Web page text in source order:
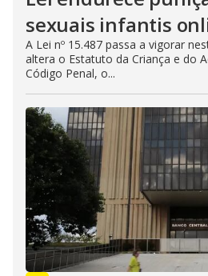
sexuais infantis
A Lei nº 15.487 passa a vigorar
altera o Estatuto da Criança e do
Código Penal, o...